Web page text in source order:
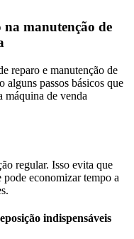
manutenção de
reparo e manutenção de
alguns passos básicos que
máquina de venda
regular. Isso evita que
pode economizar tempo a
indispensáveis